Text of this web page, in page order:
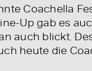
Coachella
Up gab es
auch blickt.
heute die